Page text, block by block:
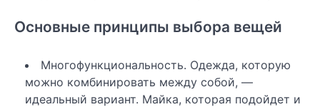
Основные принципы выбора вещей
Многофункциональность. Одежда, которую
можно комбинировать между собой, —
идеальный вариант. Майка, которая подойдет и